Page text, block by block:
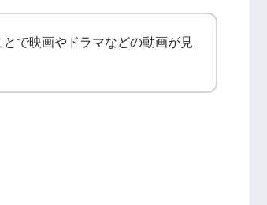
で映画やドラマなどの動画が見